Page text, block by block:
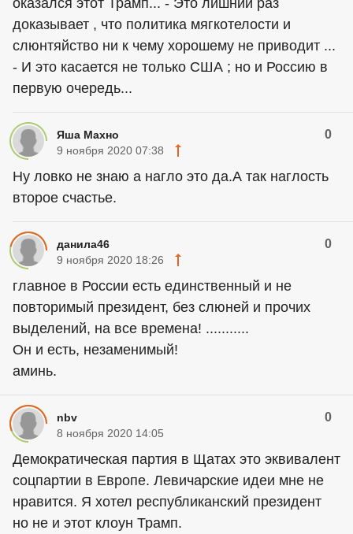
оказался этот Трамп... - Это лишний раз
доказывает , что политика мягкотелости и
слюнтяйство ни к чему хорошему не приводит ...
- И это касается не только США ; но и Россию в
первую очередь...
Яша Махно 0
9 ноября 2020 07:38
Ну ловко не знаю а нагло это да.А так наглость
второе счастье.
данила46 0
9 ноября 2020 18:26
главное в России есть единственный и не
повторимый президент, без слюней и прочих
выделений, на все времена! ...........
Он и есть, незаменимый!
аминь.
nbv 0
8 ноября 2020 14:05
Демократическая партия в Щатах это эквивалент
соцпартии в Европе. Левичарские идеи мне не
нравится. Я хотел республиканский президент
но не и этот клоун Трамп.